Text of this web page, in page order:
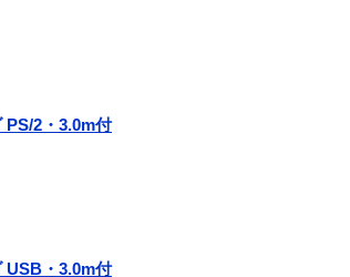
PS/2・3.0m付
USB・3.0m付